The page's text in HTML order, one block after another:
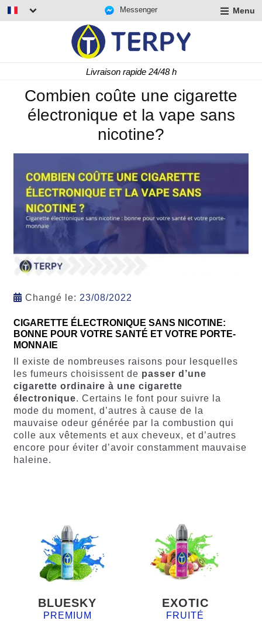
Messenger Menu
Livraison rapide 24/48 h
Combien coûte une cigarette
électronique et la vape sans
nicotine?
Changé le: 23/08/2022
CIGARETTE ÉLECTRONIQUE SANS NICOTINE:
BONNE POUR VOTRE SANTÉ ET VOTRE PORTE-
MONNAIE
Il existe de nombreuses raisons pour lesquelles
les fumeurs choisissent de passer d’une
cigarette ordinaire à une cigarette
électronique. Certains le font pour suivre la
mode du moment, d’autres à cause de la
mauvaise odeur générée par la combustion qui
colle aux vêtements et aux cheveux, et d’autres
encore pour éviter d’avoir constamment mauvaise
haleine.
BLUESKY
PREMIUM
EXOTIC
FRUITÉ